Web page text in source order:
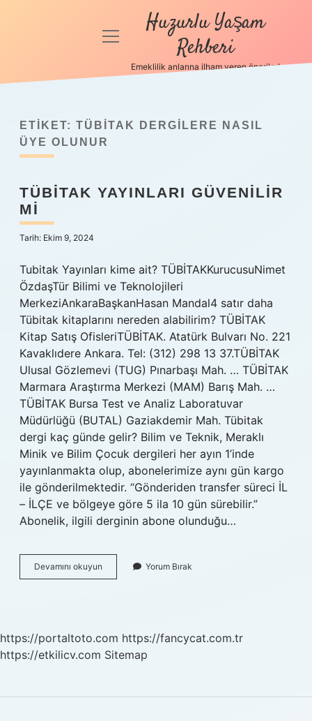
Anasayfa
Politikası
Yasal Uyarı
Hakkımızda
menüyü
Huzurlu Yaşam
Rehberi
Emeklilik anlarına ilham veren öneriler!
ETIKET: TÜBITAK DERGILERE NASIL
ÜYE OLUNUR
TÜBİTAK YAYINLARI GÜVENILIR
MI
Tarih: Ekim 9, 2024
Tubitak Yayınları kime ait? TÜBİTAKKurucusuNimet
ÖzdaşTür Bilimi ve Teknolojileri
MerkeziAnkaraBaşkanHasan Mandal4 satır daha
Tübitak kitaplarını nereden alabilirim? TÜBİTAK
Kitap Satış OfisleriTÜBİTAK. Atatürk Bulvarı No. 221
Kavaklıdere Ankara. Tel: (312) 298 13 37.TÜBİTAK
Ulusal Gözlemevi (TUG) Pınarbaşı Mah. … TÜBİTAK
Marmara Araştırma Merkezi (MAM) Barış Mah. …
TÜBİTAK Bursa Test ve Analiz Laboratuvar
Müdürlüğü (BUTAL) Gaziakdemir Mah. Tübitak
dergi kaç günde gelir? Bilim ve Teknik, Meraklı
Minik ve Bilim Çocuk dergileri her ayın 1’inde
yayınlanmakta olup, abonelerimize aynı gün kargo
ile gönderilmektedir. “Gönderiden transfer süreci İL
– İLÇE ve bölgeye göre 5 ila 10 gün sürebilir.”
Abonelik, ilgili derginin abone olunduğu…
Devamını okuyun
Yayınları
Yorum Bırak
https://portaltoto.com https://fancycat.com.tr
https://etkilicv.com Sitemap